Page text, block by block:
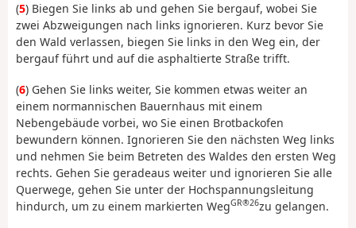
(5) Biegen Sie links ab und gehen Sie bergauf, wobei Sie
zwei Abzweigungen nach links ignorieren. Kurz bevor Sie
den Wald verlassen, biegen Sie links in den Weg ein, der
bergauf führt und auf die asphaltierte Straße trifft.
(6) Gehen Sie links weiter, Sie kommen etwas weiter an
einem normannischen Bauernhaus mit einem
Nebengebäude vorbei, wo Sie einen Brotbackofen
bewundern können. Ignorieren Sie den nächsten Weg links
und nehmen Sie beim Betreten des Waldes den ersten Weg
rechts. Gehen Sie geradeaus weiter und ignorieren Sie alle
Querwege, gehen Sie unter der Hochspannungsleitung
hindurch, um zu einem markierten WegGR®26zu gelangen.